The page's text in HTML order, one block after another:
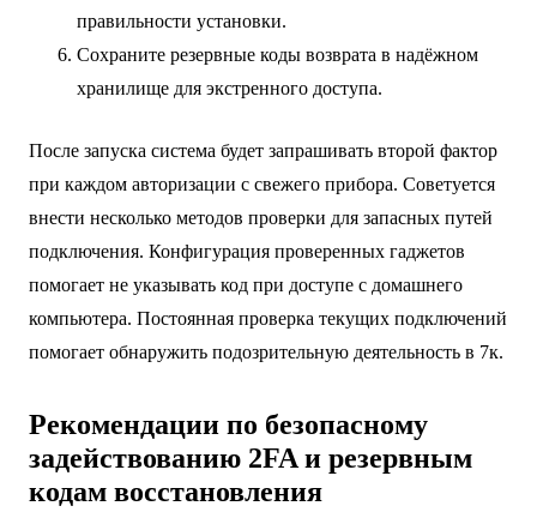
правильности установки.
Сохраните резервные коды возврата в надёжном
хранилище для экстренного доступа.
После запуска система будет запрашивать второй фактор
при каждом авторизации с свежего прибора. Советуется
внести несколько методов проверки для запасных путей
подключения. Конфигурация проверенных гаджетов
помогает не указывать код при доступе с домашнего
компьютера. Постоянная проверка текущих подключений
помогает обнаружить подозрительную деятельность в 7к.
Рекомендации по безопасному
задействованию 2FA и резервным
кодам восстановления